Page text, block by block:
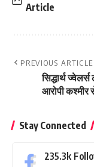
Article
PREVIOUS ARTICLE
सिद्धार्थ
आरोपी कश्मीर
Stay Connected
235.3k